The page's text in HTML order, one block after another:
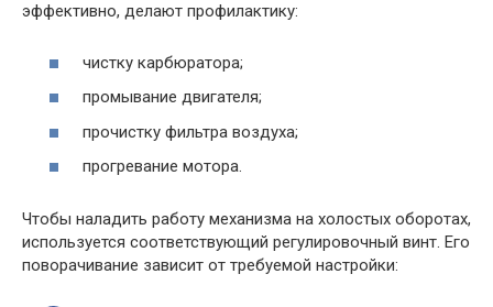
эффективно, делают профилактику:
чистку карбюратора;
промывание двигателя;
прочистку фильтра воздуха;
прогревание мотора.
Чтобы наладить работу механизма на холостых оборотах,
используется соответствующий регулировочный винт. Его
поворачивание зависит от требуемой настройки: